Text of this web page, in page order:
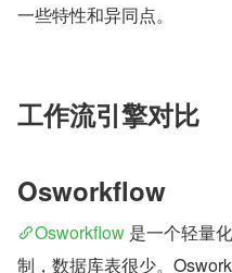
一些特性和异同点。
工作流引擎对比
Osworkflow
Osworkflow 是一个轻量
制，数据库表很少。